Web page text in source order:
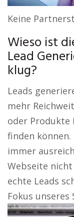
Keine
Wieso ist
Lead
klug?
Leads
mehr
oder Produkte
finden
immer
Webseite
echte Leads
Fokus unseres